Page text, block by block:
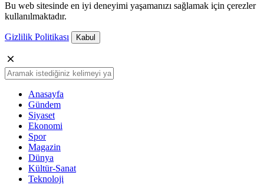
Bu web sitesinde en iyi deneyimi yaşamanızı sağlamak için çerezler
kullanılmaktadır.
Gizlilik Politikası Kabul
Anasayfa
Gündem
Siyaset
Ekonomi
Spor
Magazin
Dünya
Kültür-Sanat
Teknoloji